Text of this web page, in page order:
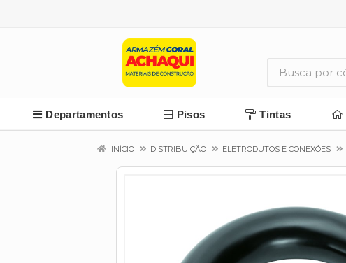
Departamentos Pisos Tintas
INÍCIO DISTRIBUIÇÃO ELETRODUTOS E CONEXÕES